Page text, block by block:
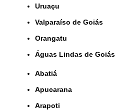
Uruaçu
Valparaíso de Goiás
orangatu
Águas Lindas de Goiás
Abatiá
Apucarana
Arapoti